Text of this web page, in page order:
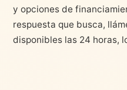
y opciones de
respuesta que busca,
disponibles las 24 horas,